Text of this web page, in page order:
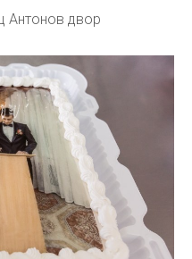
Антонов двор